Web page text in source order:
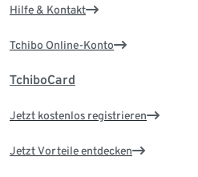
Hilfe & Kontakt
Tchibo Online-Konto
TchiboCard
Jetzt kostenlos registrieren
Jetzt Vorteile entdecken